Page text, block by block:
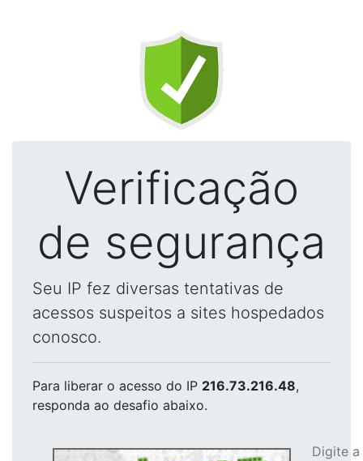
Verificação
de segurança
Seu IP fez diversas tentativas de
acessos suspeitos a sites hospedados
conosco.
Para liberar o acesso do IP 216.73.216.48,
responda ao desafio abaixo.
Digite